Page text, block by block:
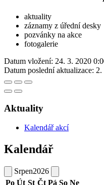
aktuality
záznamy z úřední desky
pozvánky na akce
fotogalerie
Datum vložení: 24. 3. 2020
Datum poslední aktualizace: 2.
Aktuality
Kalendář akcí
Kalendář
Srpen2026
Po Út St Čt Pá So Ne